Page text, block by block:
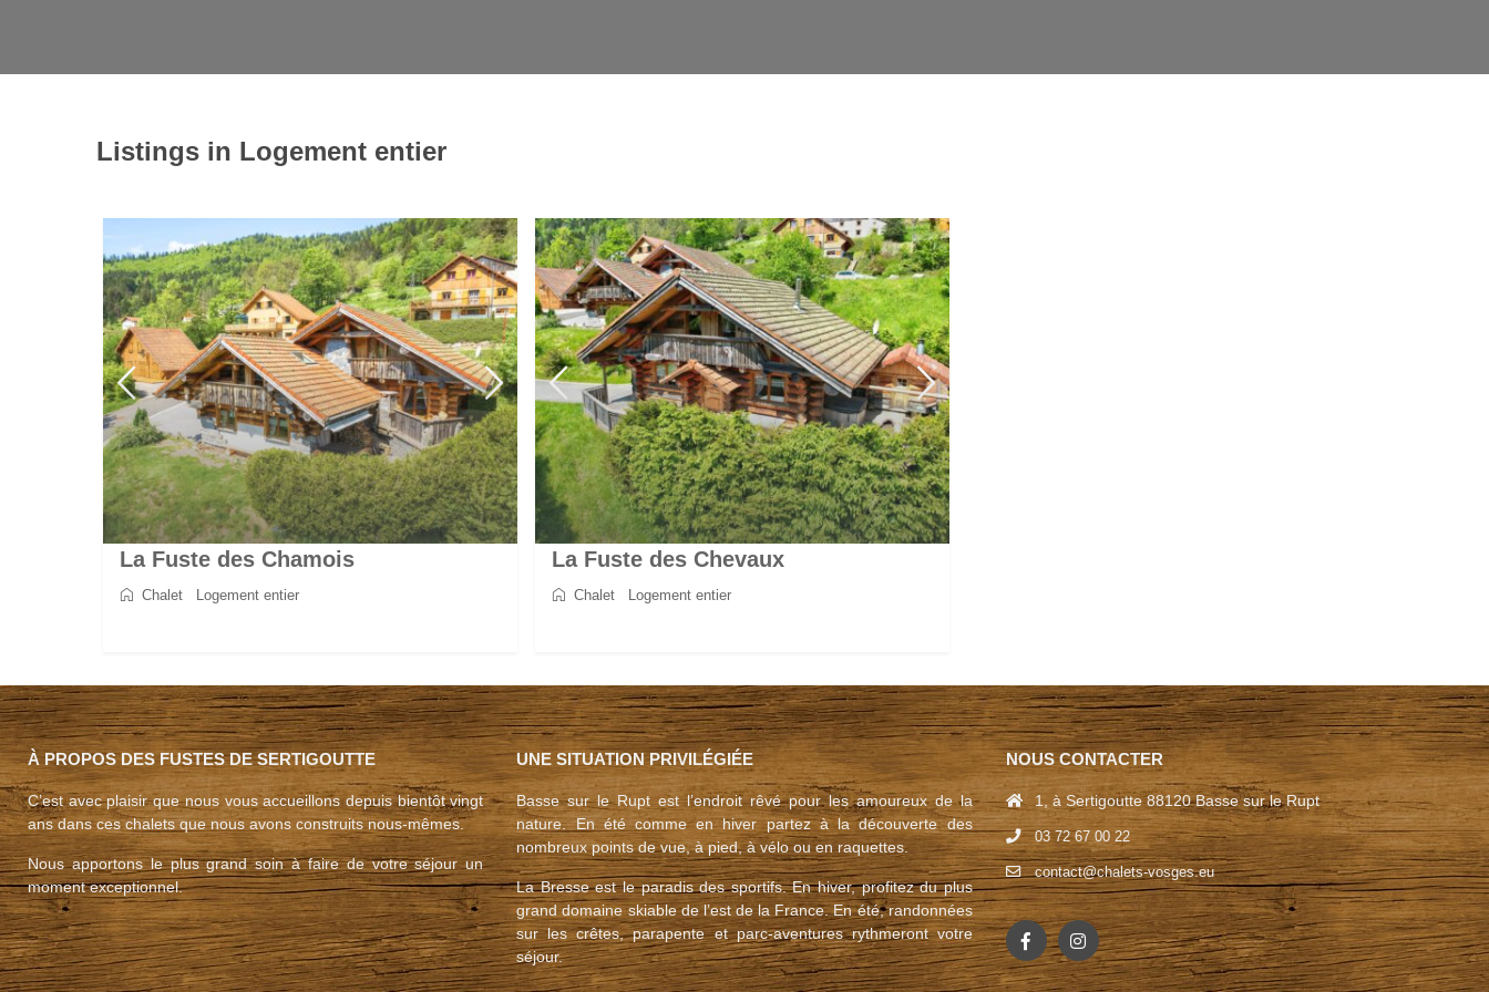
Listings in Logement entier
La Fuste des Chamois
Chalet/ Logement entier
La Fuste des Chevaux
Chalet/ Logement entier
À PROPOS DES FUSTES DE SERTIGOUTTE
C’est avec plaisir que nous vous accueillons depuis bientôt vingt
ans dans ces chalets que nous avons construits nous-mêmes.
Nous apportons le plus grand soin à faire de votre séjour un
moment exceptionnel.
UNE SITUATION PRIVILÉGIÉE
Basse sur le Rupt est l’endroit rêvé pour les amoureux de la
nature. En été comme en hiver partez à la découverte des
nombreux points de vue, à pied, à vélo ou en raquettes.
La Bresse est le paradis des sportifs. En hiver, profitez du plus
grand domaine skiable de l’est de la France. En été, randonnées
sur les crêtes, parapente et parc-aventures rythmeront votre
séjour.
NOUS CONTACTER
1, à Sertigoutte 88120 Basse sur le Rupt
03 72 67 00 22
contact@chalets-vosges.eu